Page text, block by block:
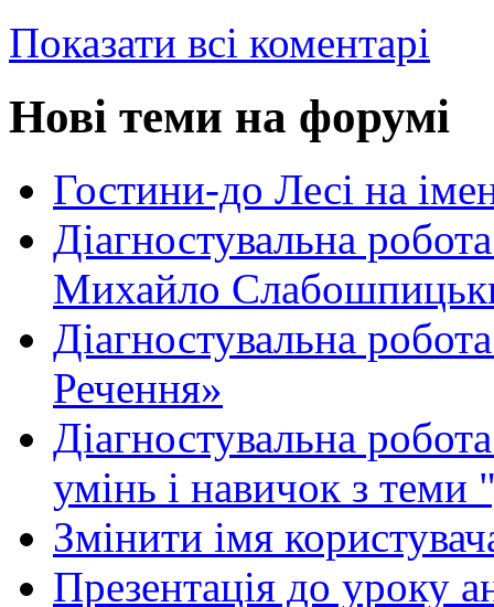
Показати всі коментарі
Нові теми на форумі
Гостини-до Лесі на
Діагностувальна
Михайло
Діагностувальна
Речення»
Діагностувальна
умінь і навичок з теми
Змінити імя
Презентація до уроку